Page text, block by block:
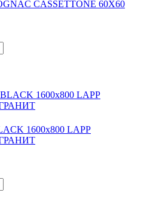
CASSETTONE 60Х60
1600x800 LAPP